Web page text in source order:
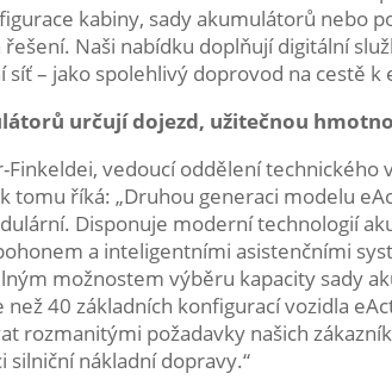
kabiny, sady akumulátorů nebo
Naši nabídku doplňují digitální
síť – jako spolehlivý doprovod na cestě
určují dojezd, užitečnou
Finkeldei, vedoucí oddělení
tomu říká: „Druhou generaci modelu
Disponuje moderní technologií
a inteligentními asistenčními
možnostem výběru kapacity sady
než 40 základních konfigurací vozidla
rozmanitými požadavky našich
silniční nákladní dopravy.“